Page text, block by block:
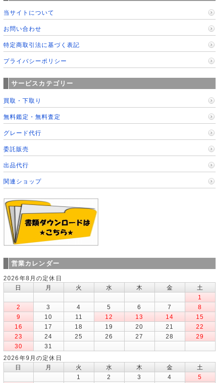
当サイトについて
お問い合わせ
特定商取引法に基づく表記
プライバシーポリシー
サービスカテゴリー
買取・下取り
無料鑑定・無料査定
グレード代行
委託販売
出品代行
関連ショップ
営業カレンダー
2026年8月の定休日
日
月 火 水 木 金
土
1
2
3 4 5 6 7
8
9
10 11 12 13 14
15
16
17 18 19 20 21
22
23
24 25 26 27 28
29
30
31
2026年9月の定休日
日
月 火 水 木 金
土
1
2 3 4
5